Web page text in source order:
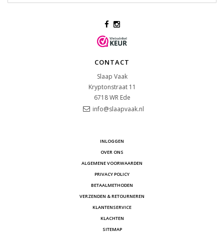
CONTACT
Slaap Vaak
Kryptonstraat 11
6718 WR Ede
info@slaapvaak.nl
INLOGGEN
OVER ONS
ALGEMENE VOORWAARDEN
PRIVACY POLICY
BETAALMETHODEN
VERZENDEN & RETOURNEREN
KLANTENSERVICE
KLACHTEN
SITEMAP